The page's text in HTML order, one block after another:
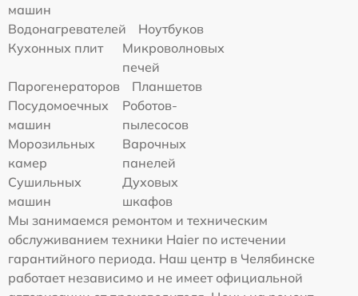
машин
Водонагревателей
Ноутбуков
Кухонных плит
Микроволновых
печей
Парогенераторов
Планшетов
Посудомоечных
машин
Роботов-
пылесосов
Морозильных
камер
Варочных
панелей
Сушильных
машин
Духовых
шкафов
Мы занимаемся ремонтом и техническим
обслуживанием техники Haier по истечении
гарантийного периода. Наш центр в Челябинске
работает независимо и не имеет официальной